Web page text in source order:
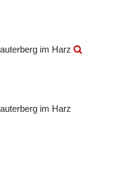
im Harz
im Harz